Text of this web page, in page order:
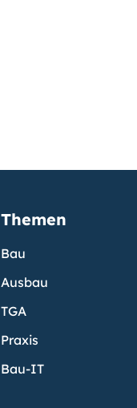
Themen
Bau
Ausbau
TGA
Praxis
Bau-IT